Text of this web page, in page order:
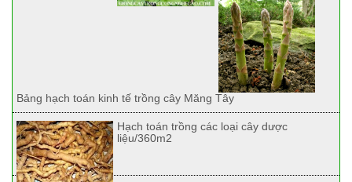
Bảng hạch toán kinh tế trồng cây Măng Tây
Hạch toán trồng các loại cây dược
liệu/360m2